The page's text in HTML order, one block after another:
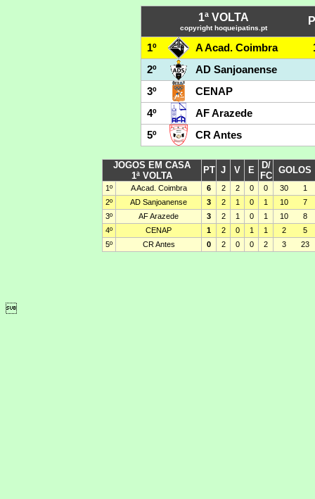
1ª VOLTA
copyright hoqueipatins.pt
1º A Acad. Coimbra
2º
AD Sanjoanense
3º
CENAP
4º
AF Arazede
5º
CR Antes
JOGOS EM CASA
1ª VOLTA
PT J V E
D/
FC
GOLOS
1º A Acad. Coimbra 6 2 2 0 0 30
1
2º
AD Sanjoanense 3 2 1 0 1 10
7
3º
AF Arazede 3 2 1 0 1 10
8
4º
CENAP 1 2 0 1 1 2
5
5º
CR Antes 0 2 0 0 2 3 23
